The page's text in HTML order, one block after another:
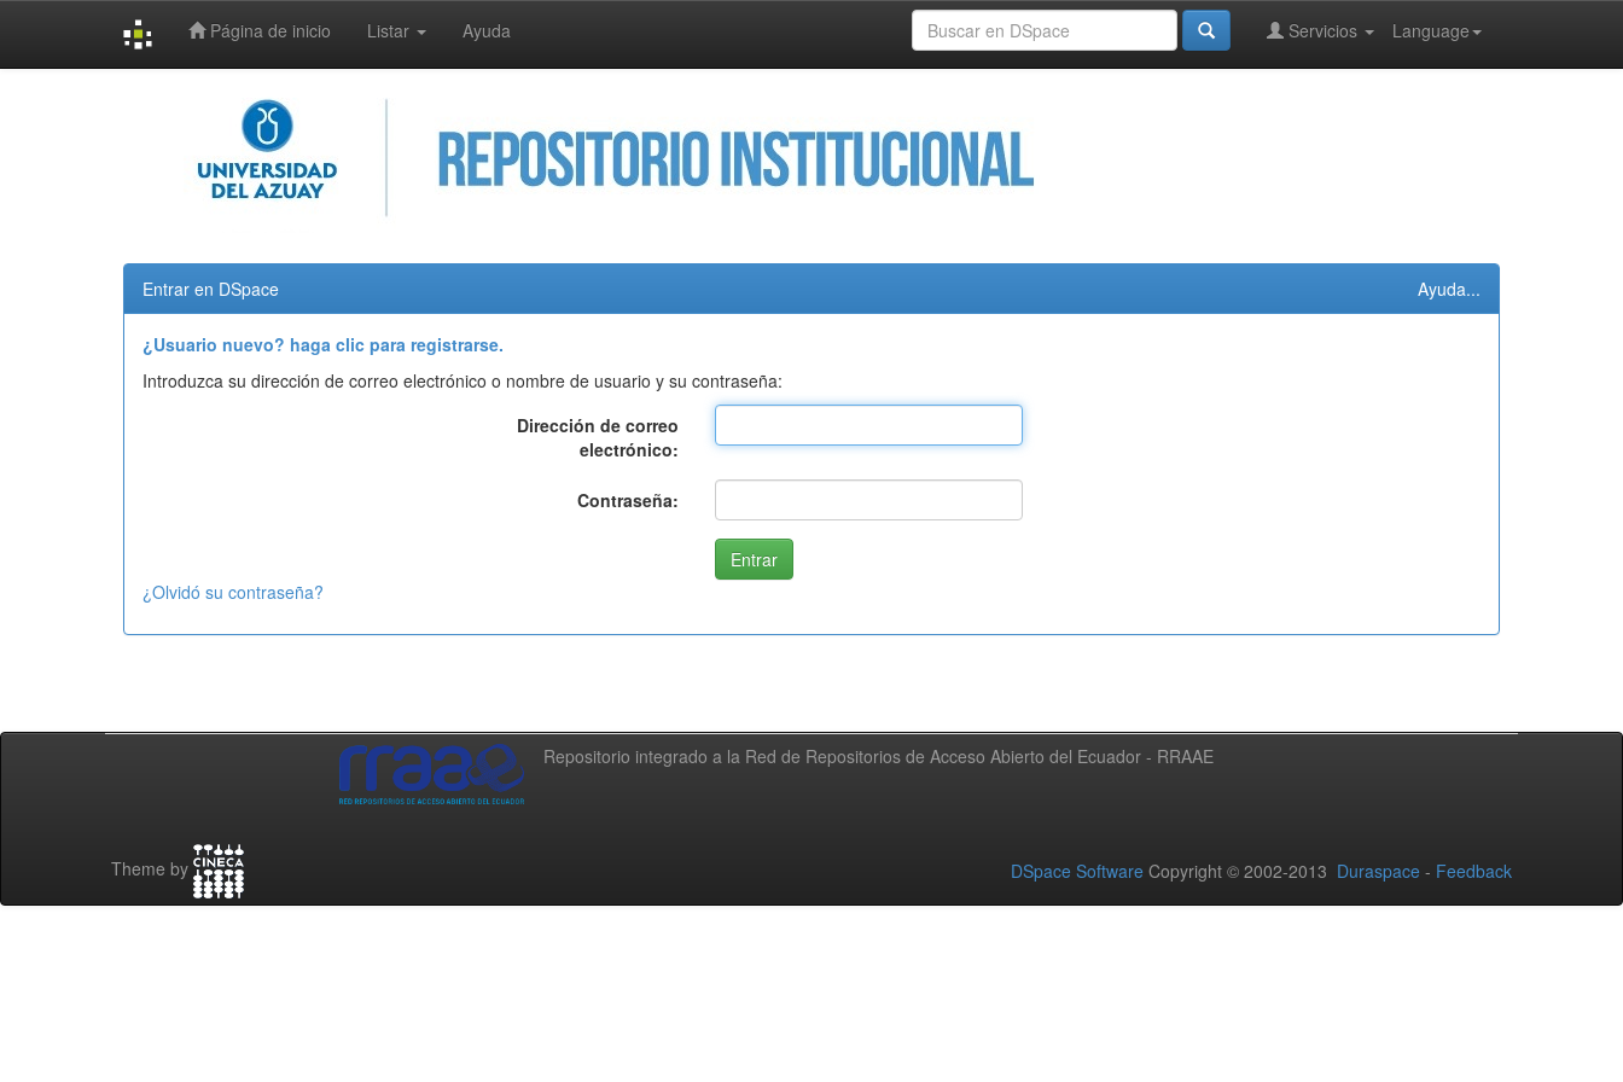
Página de inicio Listar Ayuda Language
Servicios
Entrar en DSpace Ayuda...
¿Usuario nuevo? haga clic para registrarse.
Introduzca su dirección de correo electrónico o nombre de usuario y su contraseña:
Dirección de correo
electrónico:
Contraseña:
¿Olvidó su contraseña?
Repositorio integrado a la Red de Repositorios de Acceso Abierto del Ecuador - RRAAE
Theme by DSpace Software Copyright © 2002-2013 Duraspace - Feedback